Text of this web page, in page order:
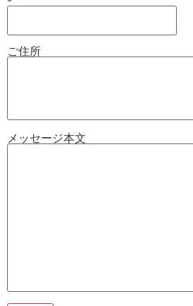
ご住所
メッセージ本文